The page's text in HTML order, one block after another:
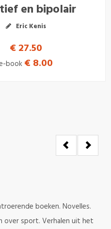
en bipolair
Eric Kenis
€ 27.50
book € 8.00
boeken. Novelles.
over sport. Verhalen uit het